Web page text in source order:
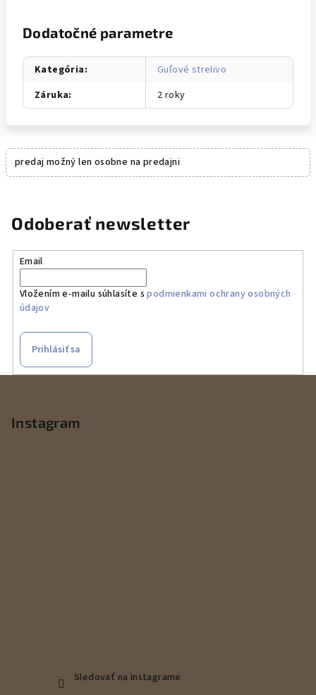
Dodatočné parametre
Kategória:
Guľové strelivo
Záruka: 2 roky
predaj možný len osobne na predajni
Odoberať newsletter
Email
Vložením e-mailu súhlasíte spodmienkami ochrany osobných
údajov
Prihlásiť sa
Instagram
Sledovať na Instagrame